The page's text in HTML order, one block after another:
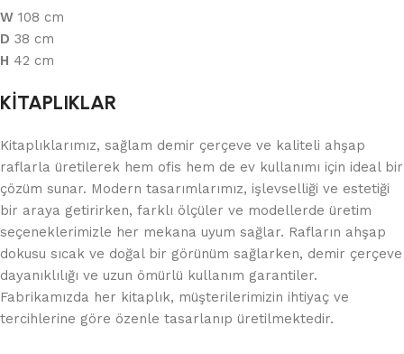
W 108 cm
D 38 cm
H 42 cm
KİTAPLIKLAR
Kitaplıklarımız, sağlam demir çerçeve ve kaliteli ahşap
raflarla üretilerek hem ofis hem de ev kullanımı için ideal bir
çözüm sunar. Modern tasarımlarımız, işlevselliği ve estetiği
bir araya getirirken, farklı ölçüler ve modellerde üretim
seçeneklerimizle her mekana uyum sağlar. Rafların ahşap
dokusu sıcak ve doğal bir görünüm sağlarken, demir çerçeve
dayanıklılığı ve uzun ömürlü kullanım garantiler.
Fabrikamızda her kitaplık, müşterilerimizin ihtiyaç ve
tercihlerine göre özenle tasarlanıp üretilmektedir.